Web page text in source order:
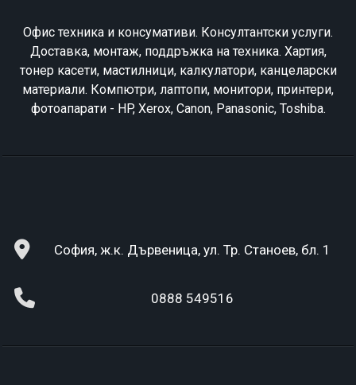
Офис техника и консумативи. Консултантски услуги.
Доставка, монтаж, поддръжка на техника. Хартия,
тонер касети, мастилници, калкулатори, канцеларски
материали. Компютри, лаптопи, монитори, принтери,
фотоапарати - HP, Xerox, Canon, Panasonic, Toshiba.
София, ж.к. Дървеница, ул. Тр. Станоев, бл. 1
0888 549516